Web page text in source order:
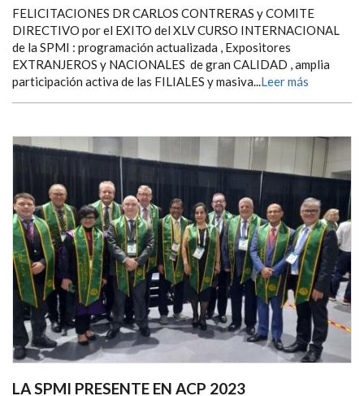
FELICITACIONES DR CARLOS CONTRERAS y COMITE
DIRECTIVO por el EXITO del XLV CURSO INTERNACIONAL
de la SPMI : programación actualizada , Expositores
EXTRANJEROS y NACIONALES de gran CALIDAD , amplia
participación activa de las FILIALES y masiva...Leer más
LA SPMI PRESENTE EN ACP 2023